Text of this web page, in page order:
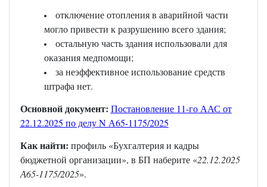
отключение отопления в аварийной части
могло привести к разрушению всего здания;
остальную часть здания использовали для
оказания медпомощи;
за неэффективное использование средств
штрафа нет.
Основной документ: Постановление 11-го ААС от
22.12.2025 по делу N А65-1175/2025
Как найти: профиль «Бухгалтерия и кадры
бюджетной организации», в БП наберите «22.12.2025
А65-1175/2025».